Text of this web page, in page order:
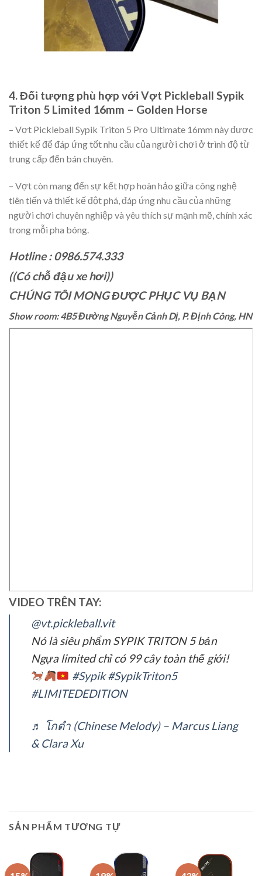
4. Đối tượng phù hợp với Vợt Pickleball Sypik
Triton 5 Limited 16mm – Golden Horse
– Vợt Pickleball Sypik Triton 5 Pro Ultimate 16mm này được
thiết kế để đáp ứng tốt nhu cầu của người chơi ở trình độ từ
trung cấp đến bán chuyên.
– Vợt còn mang đến sự kết hợp hoàn hảo giữa công nghệ
tiên tiến và thiết kế đột phá, đáp ứng nhu cầu của những
người chơi chuyên nghiệp và yêu thích sự mạnh mẽ, chính xác
trong mỗi pha bóng.
Hotline : 0986.574.333
((Có chỗ đậu xe hơi))
CHÚNG TÔI MONG ĐƯỢC PHỤC VỤ BẠN
Show room: 4B5 Đường Nguyễn Cảnh Dị, P. Định Công, HN
VIDEO TRÊN TAY:
@vt.pickleball.vit
Nó là siêu phẩm SYPIK TRITON 5 bản
Ngựa limited chỉ có 99 cây toàn thế giới!
#Sypik #SypikTriton5
#LIMITEDEDITION
♬ โกดำ (Chinese Melody) – Marcus Liang
& Clara Xu
SẢN PHẨM TƯƠNG TỰ